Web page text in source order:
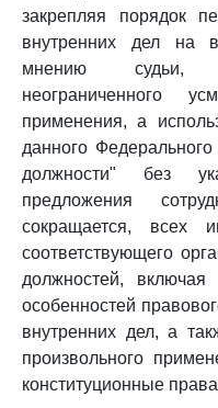
закрепляя порядок
внутренних дел на
мнению судьи,
неограниченного
применения, а
данного
должности" без
предложения
сокращается, всех
соответствующего
должностей,
особенностей
внутренних дел, а
произвольного
конституционные